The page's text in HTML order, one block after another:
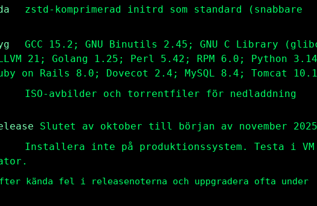
zstd-komprimerad initrd som standard (snabbare
GCC 15.2; GNU Binutils 2.45; GNU C Library
21; Golang 1.25; Perl 5.42; RPM 6.0; Python
on Rails 8.0; Dovecot 2.4; MySQL 8.4; Tomcat 10.1
ISO-avbilder och torrentfiler för nedladdning
Slutet av oktober till början av november 2025
Installera inte på produktionssystem. Testa i VM
kända fel i releasenoterna och uppgradera ofta under